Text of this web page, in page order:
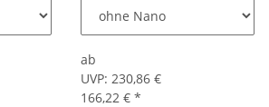
ab
UVP: 230,86 €
166,22 € *